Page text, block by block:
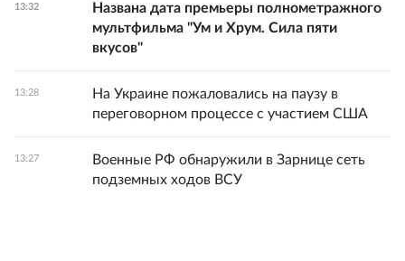
13:32
Названа дата премьеры полнометражного
мультфильма "Ум и Хрум. Сила пяти
вкусов"
13:28
На Украине пожаловались на паузу в
переговорном процессе с участием США
13:27
Военные РФ обнаружили в Зарнице сеть
подземных ходов ВСУ